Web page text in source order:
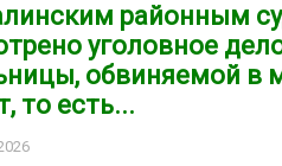
районным
уголовное
обвиняемой в
то есть...